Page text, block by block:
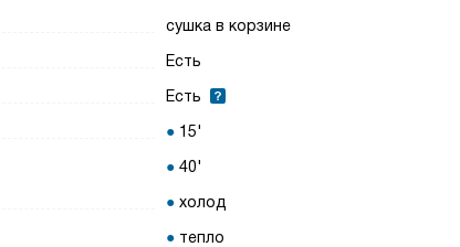
сушка в корзине
Есть
Есть
15'
40'
холод
тепло